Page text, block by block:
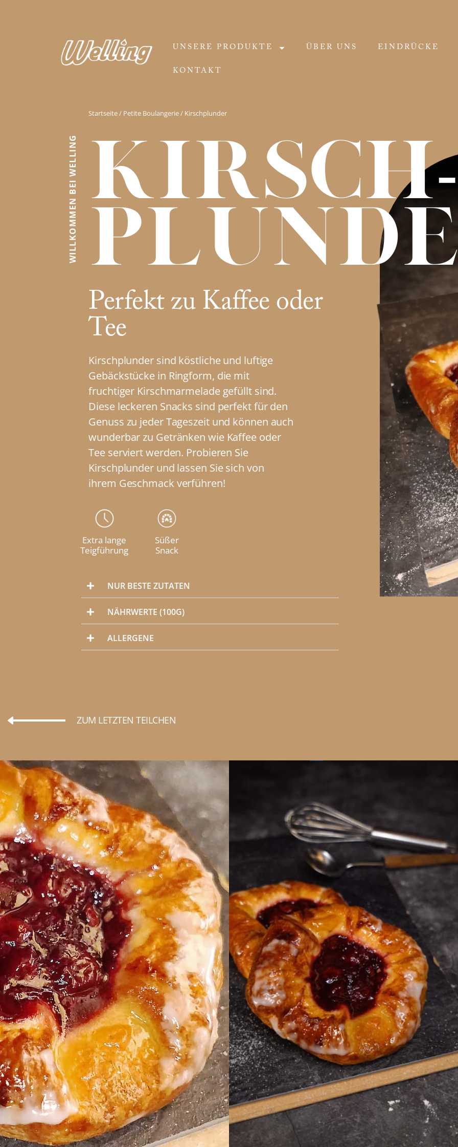
UNSERE PRODUKTE ÜBER UNS EINDRÜCKE
KONTAKT
WILLKOMMEN BEI WELLING
Startseite/ Petite Boulangerie/ Kirschplunder
Kirsch-
Perfekt zu Kaffee oder
Tee
Kirschplunder sind köstliche und luftige
Gebäckstücke in Ringform, die mit
fruchtiger Kirschmarmelade gefüllt sind.
Diese leckeren Snacks sind perfekt für den
Genuss zu jeder Tageszeit und können auch
wunderbar zu Getränken wie Kaffee oder
Tee serviert werden. Probieren Sie
Kirschplunder und lassen Sie sich von
ihrem Geschmack verführen!
Extra lange
Teigführung
Süßer
Snack
NUR BESTE ZUTATEN
NÄHRWERTE (100G)
ALLERGENE
ZUM LETZTEN TEILCHEN